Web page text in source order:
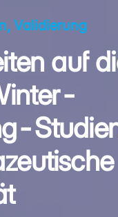
Validierung
auf